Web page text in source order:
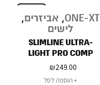
ONE-XT
, אביזרים,
לישים
SLIMLINE ULTRA-
LIGHT PRO COMP
ONE-XT - 6FT Leash
₪249.00
הוספה לסל